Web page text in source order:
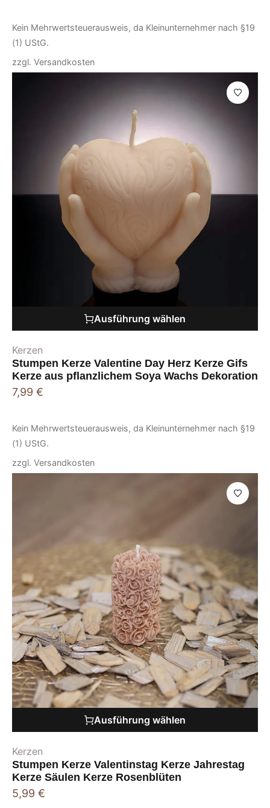
Kein Mehrwertsteuerausweis, da Kleinunternehmer nach §19
(1) UStG.
zzgl. Versandkosten
Ausführung wählen
Kerzen
Stumpen Kerze Valentine Day Herz Kerze Gifs
Kerze aus pflanzlichem Soya Wachs Dekoration
7,99 €
Kein Mehrwertsteuerausweis, da Kleinunternehmer nach §19
(1) UStG.
zzgl. Versandkosten
Ausführung wählen
Kerzen
Stumpen Kerze Valentinstag Kerze Jahrestag
Kerze Säulen Kerze Rosenblüten
5,99 €